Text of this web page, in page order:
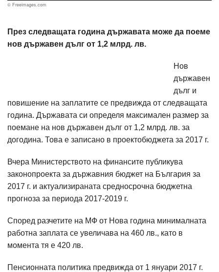
© Freeimages.com
През следващата година държавата може да поеме
нов държавен дълг от 1,2 млрд. лв.
Нов
държавен
дълг и
повишение на заплатите се предвижда от следващата
година. Държавата си определя максимален размер за
поемане на нов държавен дълг от 1,2 млрд. лв. за
догодина. Това е записано в проектобюджета за 2017 г.
Вчера Министерството на финансите публикува
законопроекта за държавния бюджет на България за
2017 г. и актуализираната средносрочна бюджетна
прогноза за периода 2017-2019 г.
Според разчетите на МФ от Нова година минималната
работна заплата се увеличава на 460 лв., като в
момента тя е 420 лв.
Пенсионната политика предвижда от 1 януари 2017 г.